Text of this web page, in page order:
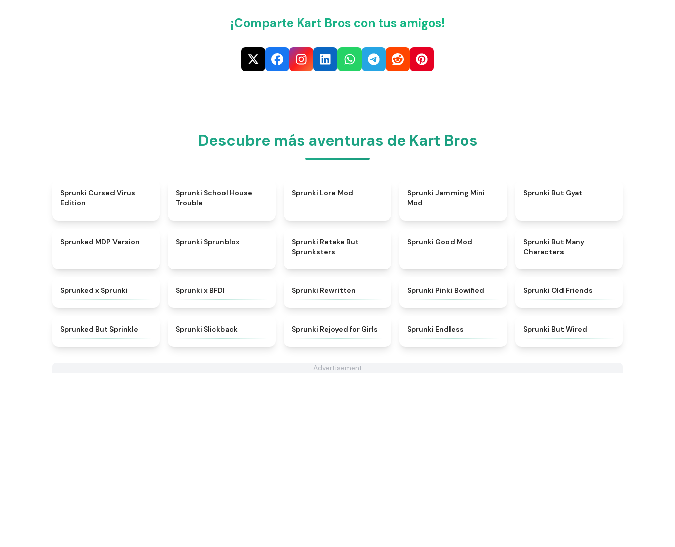
¡Comparte Kart Bros con tus amigos!
Descubre más aventuras de Kart Bros
Sprunki Cursed Virus
Edition
Sprunki School House
Trouble
Sprunki Lore Mod ★
Sprunki Jamming Mini
Mod
Sprunki But Gyat
Sprunked MDP Version Sprunki Sprunblox
Sprunki Retake But
Sprunksters
Sprunki Good Mod
Sprunki But Many
Characters
Sprunked x Sprunki Sprunki x BFDI Sprunki Rewritten Sprunki Pinki Bowified Sprunki Old Friends
Sprunked But Sprinkle Sprunki Slickback ★
Sprunki Rejoyed for Girls Sprunki Endless Sprunki But Wired
Advertisement